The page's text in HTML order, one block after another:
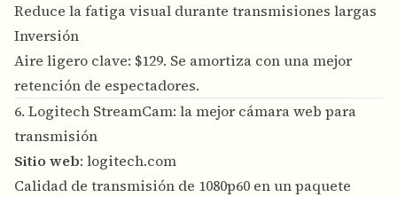
Reduce la fatiga visual durante transmisiones largas
Inversión
Aire ligero clave: $129. Se amortiza con una mejor
retención de espectadores.
6. Logitech StreamCam: la mejor cámara web para
transmisión
Sitio web: logitech.com
Calidad de transmisión de 1080p60 en un paquete